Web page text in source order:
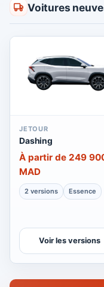
Voitures
JETOUR
Dashing
À partir de 249
MAD
2 versions Essence
Voir les versions